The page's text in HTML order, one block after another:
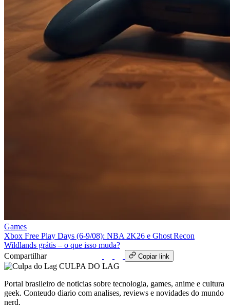
Games
Xbox Free Play Days (6‑9/08): NBA 2K26 e Ghost Recon
Wildlands grátis – o que isso muda?
Compartilhar
Copiar link
CULPA DO LAG
Portal brasileiro de noticias sobre tecnologia, games, anime e cultura
geek. Conteudo diario com analises, reviews e novidades do mundo
nerd.